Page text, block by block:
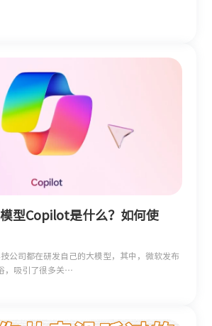
型Copilot是什么？如何使
公司都在研发自己的大模型，其中，微软发布
，吸引了很多关…